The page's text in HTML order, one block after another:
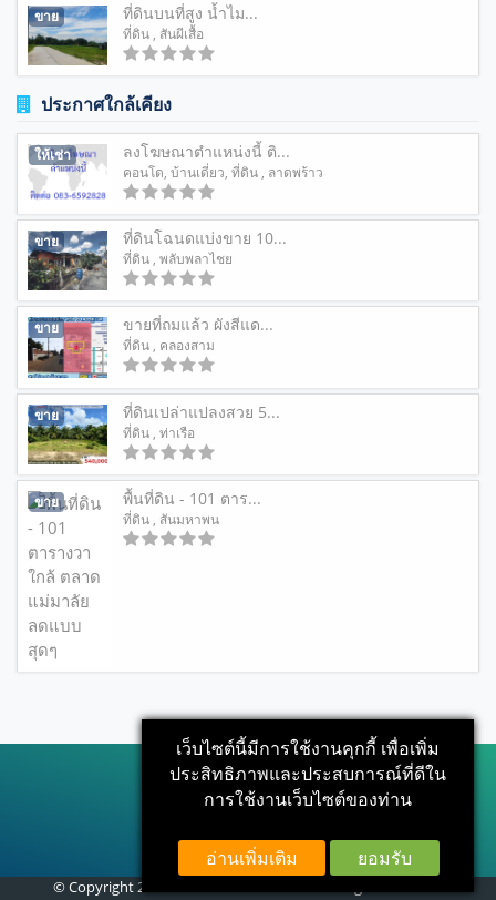
ขาย ที่ดินบนที่สูง น้ำไม...
ที่ดิน , สันผีเสื้อ
ประกาศใกล้เคียง
ให้เช่า ลงโฆษณาตำแหน่งนี้ ติ...
คอนโด, บ้านเดี่ยว, ที่ดิน , ลาดพร้าว
ขาย ที่ดินโฉนดแบ่งขาย 10...
ที่ดิน , พลับพลาไชย
ขาย ขายที่ถมแล้ว ผังสีแด...
ที่ดิน , คลองสาม
ขาย ที่ดินเปล่าแปลงสวย 5...
ที่ดิน , ท่าเรือ
ขาย พื้นที่ดิน - 101 ตาร...
ที่ดิน , สันมหาพน
© Copyright 2017
เว็บไซต์นี้มีการใช้งานคุกกี้ เพื่อเพิ่ม
ประสิทธิภาพและประสบการณ์ที่ดีใน
การใช้งานเว็บไซต์ของท่าน
อ่านเพิ่มเติม ยอมรับ